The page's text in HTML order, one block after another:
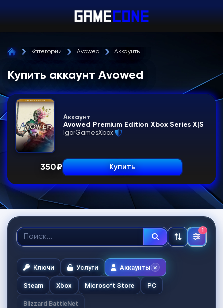
Категории Avowed Аккаунты
Купить аккаунт Avowed
Аккаунт
Avowed Premium Edition Xbox Series X|S
IgorGamesXbox
350₽ Купить
1
Ключи Услуги Аккаунты
Steam Xbox Microsoft Store PC
Blizzard BattleNet